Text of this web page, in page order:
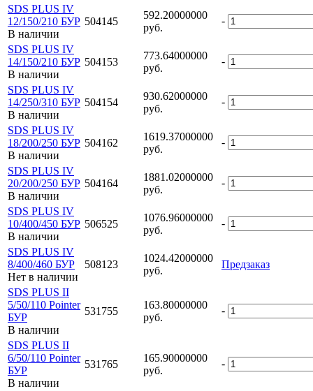
SDS PLUS IV
12/150/210 БУР
В наличии
504145
592.20000000
руб.
-
SDS PLUS IV
14/150/210 БУР
В наличии
504153
773.64000000
руб.
-
SDS PLUS IV
14/250/310 БУР
В наличии
504154
930.62000000
руб.
-
SDS PLUS IV
18/200/250 БУР
В наличии
504162
1619.37000000
руб.
-
SDS PLUS IV
20/200/250 БУР
В наличии
504164
1881.02000000
руб.
-
SDS PLUS IV
10/400/450 БУР
В наличии
506525
1076.96000000
руб.
-
SDS PLUS IV
8/400/460 БУР
Нет в наличии
508123
1024.42000000
руб.
Предзаказ
SDS PLUS II
5/50/110 Pointer
БУР
В наличии
531755
163.80000000
руб.
-
SDS PLUS II
6/50/110 Pointer
БУР
В наличии
531765
165.90000000
руб.
-